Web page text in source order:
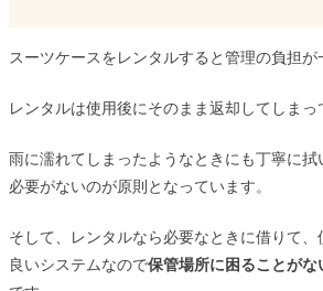
スーツケースをレンタルすると管理の負担が
レンタルは使用後にそのまま返却してしまっ
雨に濡れてしまったようなときにも丁寧に
必要がないのが原則となっています。
そして、レンタルなら必要なときに借りて
良いシステムなので保管場所に困ることがな